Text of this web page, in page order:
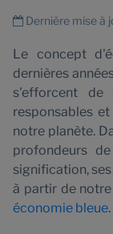
Dernière mise à
Le concept
dernières
s'efforcent de
responsables
notre planète.
profondeurs
signification,
à partir de
économie bleue.